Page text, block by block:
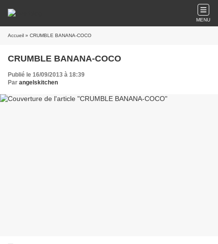
MENU
Accueil » CRUMBLE BANANA-COCO
CRUMBLE BANANA-COCO
Publié le 16/09/2013 à 18:39
Par angelskitchen